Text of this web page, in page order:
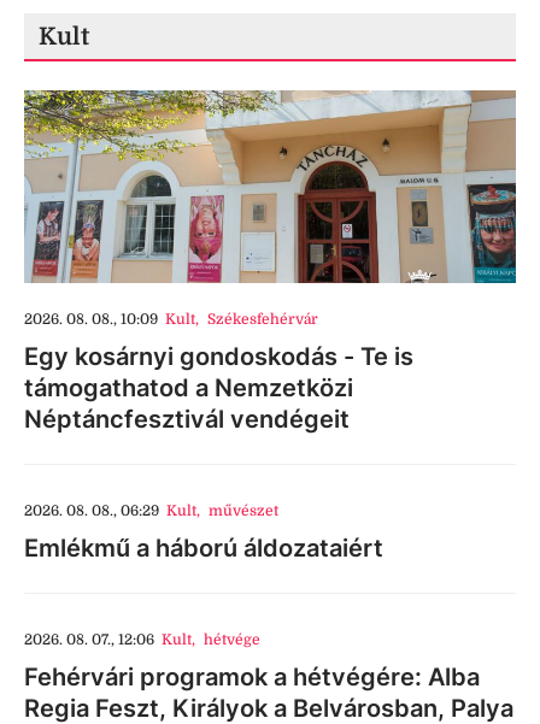
Kult
2026. 08. 08., 10:09 Kult, Székesfehérvár
Egy kosárnyi gondoskodás - Te is
támogathatod a Nemzetközi
Néptáncfesztivál vendégeit
2026. 08. 08., 06:29 Kult, művészet
Emlékmű a háború áldozataiért
2026. 08. 07., 12:06 Kult, hétvége
Fehérvári programok a hétvégére: Alba
Regia Feszt, Királyok a Belvárosban, Palya